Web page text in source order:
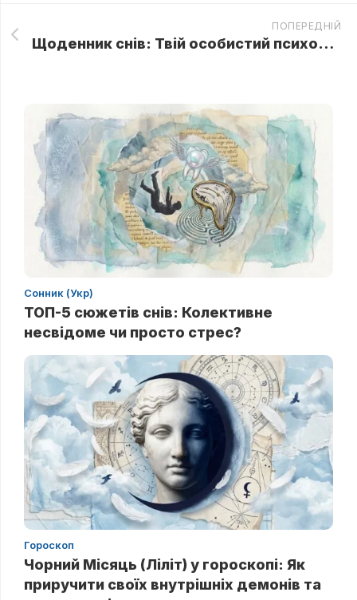
ПОПЕРЕДНІЙ
Щоденник снів: Твій особистий психолог, який працює безкоштовно
Сонник (Укр)
ТОП-5 сюжетів снів: Колективне
несвідоме чи просто стрес?
Гороскоп
Чорний Місяць (Ліліт) у гороскопі: Як
приручити своїх внутрішніх демонів та